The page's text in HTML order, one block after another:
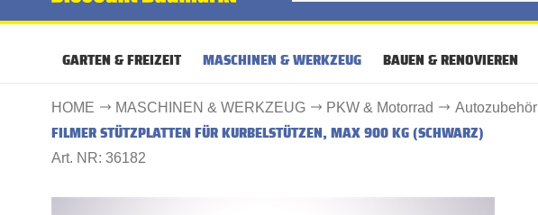
GARTEN & FREIZEIT MASCHINEN & WERKZEUG BAUEN & RENOVIEREN
HOME MASCHINEN & WERKZEUG PKW & Motorrad Autozubehör
FILMER STÜTZPLATTEN FÜR KURBELSTÜTZEN, MAX 900 KG (SCHWARZ)
Art. NR: 36182